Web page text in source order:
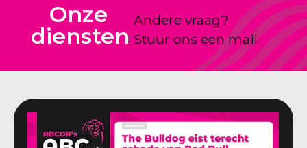
Onze
diensten
Andere vraag?
Stuur ons een mail